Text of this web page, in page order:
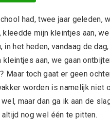
had, twee jaar geleden,
mijn kleintjes aan,
het heden, vandaag de
aan, we gaan
Maar toch gaat er geen
worden is namelijk
maar dan ga ik aan de
nog wel één te pitten.